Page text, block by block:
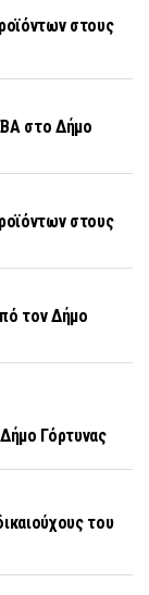
στους
στο Δήμο
στους
τον Δήμο
Γόρτυνας
του